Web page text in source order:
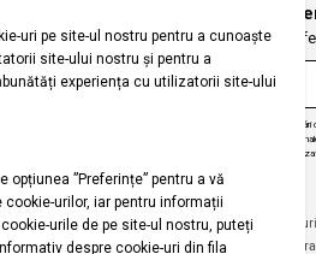
Înregistrați-vă pentru a fi la
Fiți primii care primesc
Prin abonarea la buletinul nostru informativ, sunteți de acord să primiți
angajăm să vă protejăm confidențialitatea și vom folosi informațiile dvs.
actualizări despre produsele și serviciile noastre, să vă oferim conținut
Ajutor
Întrebări frecvente
Categorii Populare
Rochii Femei